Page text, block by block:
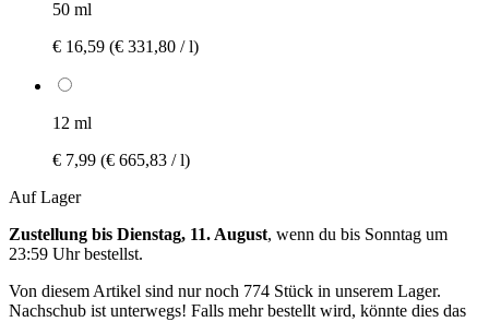
50 ml
€ 16,59 (€ 331,80 / l)
12 ml
€ 7,99 (€ 665,83 / l)
Auf Lager
Zustellung bis Dienstag, 11. August, wenn du bis Sonntag um
23:59 Uhrbestellst.
Von diesem Artikel sind nur noch 774 Stück in unserem Lager.
Nachschub ist unterwegs! Falls mehr bestellt wird, könnte dies das